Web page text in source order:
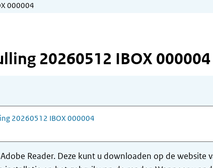
000004
20260512 IBOX 000004
20260512 IBOX 000004
Reader. Deze kunt u downloaden op de website